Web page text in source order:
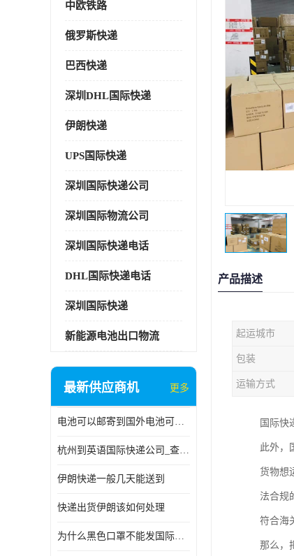
中欧铁路
俄罗斯快递
巴西快递
深圳DHL国际快递
伊朗快递
UPS国际快递
深圳国际快递公司
深圳国际物流公司
深圳国际快递电话
DHL国际快递电话
深圳国际快递
新能源电池出口物流
最新供应商机 更多
电池可以邮寄到国外电池可以发国际物流手机电池可以邮寄到国外
杭州到英语国际快递公司_查国际快递
伊朗快递一般几天能送到
快递出货伊朗该如何处理
为什么黑色口罩不能发国际快递 国际寄口罩快递需要填写信息
产品描述
起运城市
包装
运输方式
国际快
此外，
货物想
法合规
符合海
那么，